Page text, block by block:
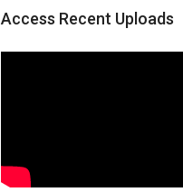
Access Recent Uploads